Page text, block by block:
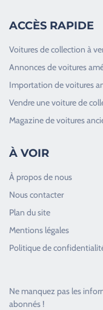
ACCÈS RAPIDE
Voitures de collection à
Annonces de voitures
Importation de voitures
Vendre une voiture de
Magazine de voitures
À VOIR
À propos de nous
Nous contacter
Plan du site
Mentions légales
Politique de
Ne manquez pas les
abonnés !
Toujours heureux